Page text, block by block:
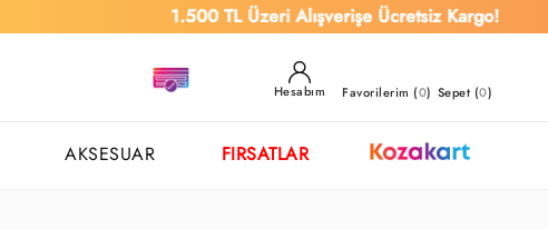
1.500 TL Üzeri Alışverişe Ücretsiz Kargo!
Hesabım Favorilerim (0) Sepet (0)
AKSESUAR FIRSATLAR